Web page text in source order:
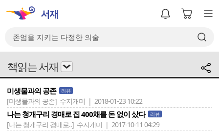
책읽는 서재
미생물과의 공존 리뷰
[미생물과의 공존] 수지개미 | 2018-01-23 10:22
나는 청개구리 경매로 집 400채를 돈 없이 샀다 리뷰
[나는 청개구리 경매로..] 수지개미 | 2017-10-11 04:29